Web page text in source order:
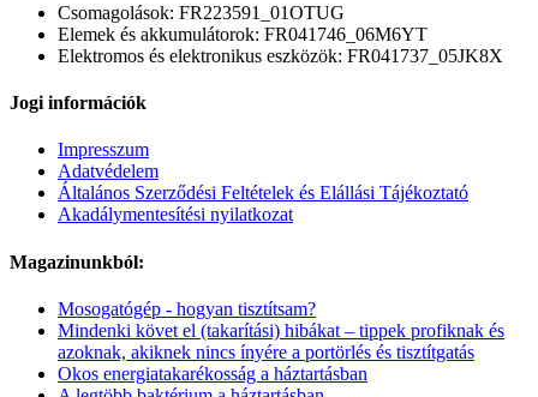
Csomagolások: FR223591_01OTUG
Elemek és akkumulátorok: FR041746_06M6YT
Elektromos és elektronikus eszközök: FR041737_05JK8X
Jogi információk
Impresszum
Adatvédelem
Általános Szerződési Feltételek és Elállási Tájékoztató
Akadálymentesítési nyilatkozat
Magazinunkból:
Mosogatógép - hogyan tisztítsam?
Mindenki követ el (takarítási) hibákat – tippek profiknak és
azoknak, akiknek nincs ínyére a portörlés és tisztítgatás
Okos energiatakarékosság a háztartásban